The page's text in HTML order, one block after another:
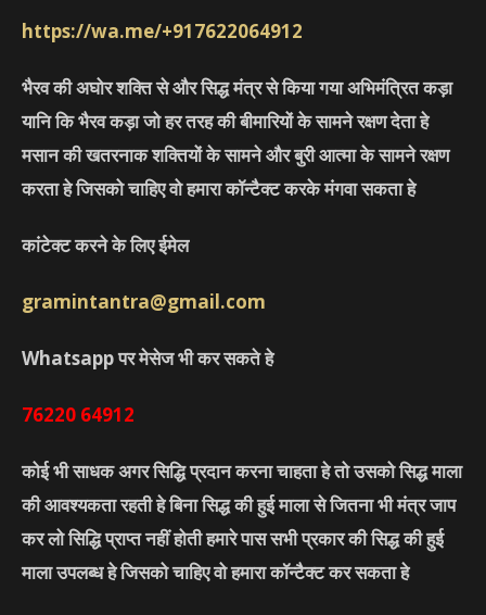
https://wa.me/+917622064912
भैरव की अघोर शक्ति से और सिद्ध मंत्र से किया गया अभिमंत्रित कड़ा
यानि कि भैरव कड़ा जो हर तरह की बीमारियों के सामने रक्षण देता हे
मसान की खतरनाक शक्तियों के सामने और बुरी आत्मा के सामने रक्षण
करता हे जिसको चाहिए वो हमारा कॉन्टैक्ट करके मंगवा सकता हे
कांटेक्ट करने के लिए ईमेल
gramintantra@gmail.com
Whatsapp पर मेसेज भी कर सकते हे
76220 64912
कोई भी साधक अगर सिद्धि प्रदान करना चाहता हे तो उसको सिद्ध माला
की आवश्यकता रहती हे बिना सिद्ध की हुई माला से जितना भी मंत्र जाप
कर लो सिद्धि प्राप्त नहीं होती हमारे पास सभी प्रकार की सिद्ध की हुई
माला उपलब्ध हे जिसको चाहिए वो हमारा कॉन्टैक्ट कर सकता हे